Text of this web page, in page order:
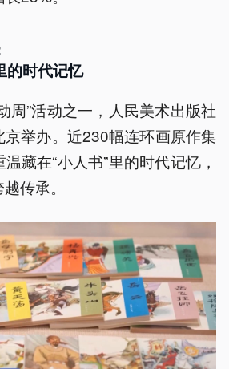
的时代记忆
周”活动之一，人民美术出版社
举办。近230幅连环画原作集
藏在“小人书”里的时代记忆，
传承。